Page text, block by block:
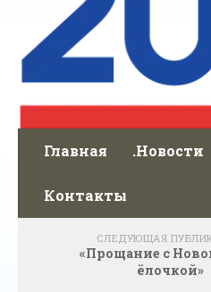
Главная .Новости
Контакты
СЛЕДУЮЩАЯ
«Прощание с
ёлочкой»